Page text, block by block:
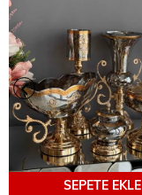
SEPETE EKLE